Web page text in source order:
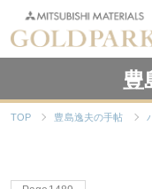
豊
TOP 豊島逸夫の手帖